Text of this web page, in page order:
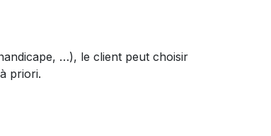
…), le client peut choisir
priori.